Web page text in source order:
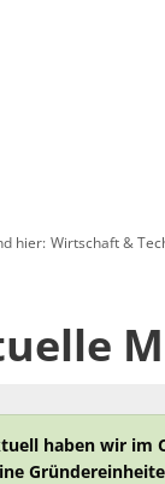
hier: Wirtschaft &
haben wir im